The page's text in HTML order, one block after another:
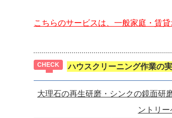
こちらのサービスは、一般家庭・賃
ハウスクリーニング作業の
大理石の再生研磨・シンクの鏡面研
ントリ